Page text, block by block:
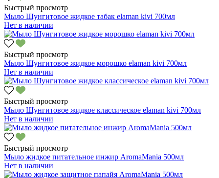
Быстрый просмотр
Мыло Шунгитовое жидкое табак elaman kivi 700мл
Нет в наличии
Быстрый просмотр
Мыло Шунгитовое жидкое морошко elaman kivi 700мл
Нет в наличии
Быстрый просмотр
Мыло Шунгитовое жидкое классическое elaman kivi 700мл
Нет в наличии
Быстрый просмотр
Мыло жидкое питательное инжир AromaMania 500мл
Нет в наличии